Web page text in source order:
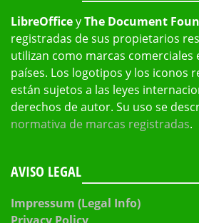
LibreOfficeyThe Document
registradas de sus propietarios
utilizan como marcas comerciales
países. Los logotipos y los iconos
están sujetos a las leyes
derechos de autor. Su uso se
normativa de marcas registradas.
AVISO LEGAL
Impressum (Legal Info)